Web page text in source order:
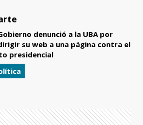
denunció a la UBA por
su web a una página contra el
presidencial